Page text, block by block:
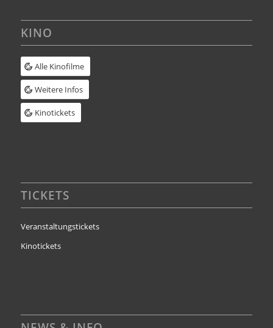
KINO
Alle Kinofilme
Weitere Infos
Kinotickets
TICKETS
Veranstaltungstickets
Kinotickets